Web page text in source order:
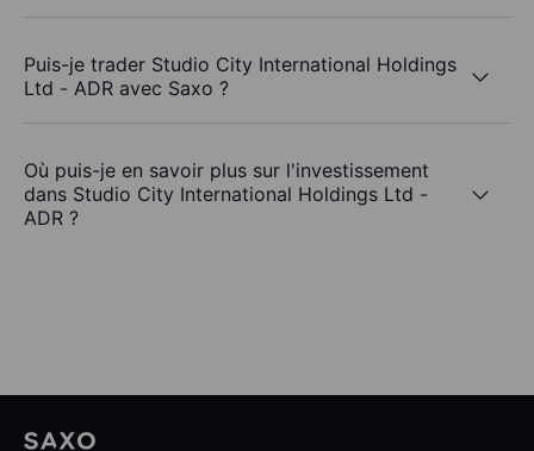
Puis-je trader Studio City International Holdings
Ltd - ADR avec Saxo ?
Où puis-je en savoir plus sur l'investissement
dans Studio City International Holdings Ltd -
ADR ?